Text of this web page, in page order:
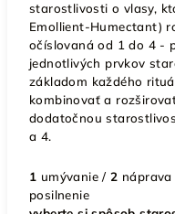
starostlivosti o vlasy,
Emollient-Humectant)
očíslovaná od 1 do 4 -
jednotlivých prvkov
základom každého
kombinovať a
dodatočnou
a 4.
1 umývanie /2
posilnenie